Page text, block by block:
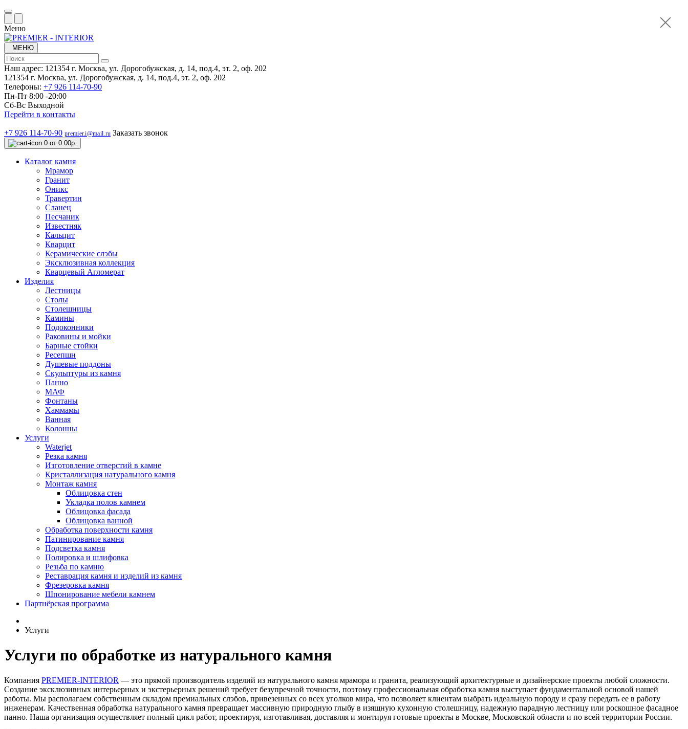
Меню
МЕНЮ
Наш адрес: 121354 г. Москва, ул. Дорогобужская, д. 14, под.4, эт. 2, оф. 202
121354 г. Москва, ул. Дорогобужская, д. 14, под.4, эт. 2, оф. 202
Телефоны: +7 926 114-70-90
Пн-Пт 8:00 -20:00
Сб-Вс Выходной
Перейти в контакты
+7 926 114-70-90 premier.i@mail.ru Заказать звонок
0 от 0.00р.
Каталог камня
Мрамор
Гранит
Оникс
Травертин
Сланец
Песчаник
Известняк
Кальцит
Кварцит
Керамические слэбы
Эксклюзивная коллекция
Кварцевый Агломерат
Изделия
Лестницы
Столы
Столешницы
Камины
Подоконники
Раковины и мойки
Барные стойки
Ресепшн
Душевые поддоны
Скульптуры из камня
Панно
МАФ
Фонтаны
Хаммамы
Ванная
Колонны
Услуги
Waterjet
Резка камня
Изготовление отверстий в камне
Кристаллизация натурального камня
Монтаж камня
Облицовка стен
Укладка полов камнем
Облицовка фасада
Облицовка ванной
Обработка поверхности камня
Патинирование камня
Подсветка камня
Полировка и шлифовка
Резьба по камню
Реставрация камня и изделий из камня
Фрезеровка камня
Шпонирование мебели камнем
Партнёрская программа
Услуги
Услуги по обработке из натурального камня
Компания PREMIER-INTERIOR — это прямой производитель изделий из натурального камня мрамора и гранита, реализующий архитектурные и дизайнерские проекты любой сложности.
Создание эксклюзивных интерьерных и экстерьерных решений требует безупречной точности, поэтому профессиональная обработка камня выступает фундаментальной основой нашей
работы. Мы располагаем собственным складом премиальных слэбов, привезенных со всех уголков мира, что позволяет клиентам выбрать идеальную породу и сразу передать ее в работу
инженерам. Качественная обработка натурального камня превращает массивную природную глыбу в изящную кухонную столешницу, надежную парадную лестницу или роскошное фасадное
панно. Наша организация осуществляет полный цикл работ, проектируя, изготавливая, доставляя и монтируя готовые проекты в Москве, Московской области и по всей территории России.